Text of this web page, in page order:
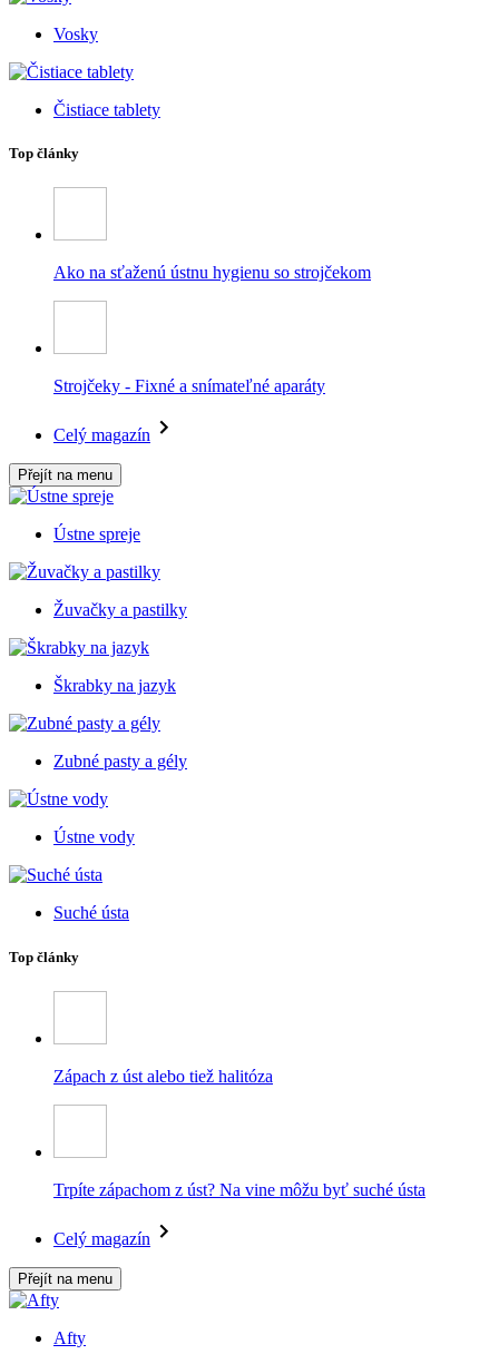
Vosky
Čistiace tablety
Top články
Ako na sťaženú ústnu hygienu so strojčekom
Strojčeky - Fixné a snímateľné aparáty
Celý magazín
Přejít na menu
Ústne spreje
Žuvačky a pastilky
Škrabky na jazyk
Zubné pasty a gély
Ústne vody
Suché ústa
Top články
Zápach z úst alebo tiež halitóza
Trpíte zápachom z úst? Na vine môžu byť suché ústa
Celý magazín
Přejít na menu
Afty